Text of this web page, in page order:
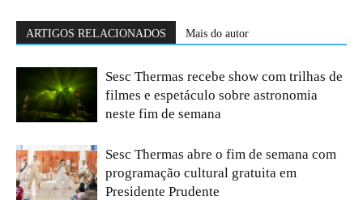
ARTIGOS RELACIONADOS Mais do autor
Sesc Thermas recebe show com trilhas de
filmes e espetáculo sobre astronomia
neste fim de semana
Sesc Thermas abre o fim de semana com
programação cultural gratuita em
Presidente Prudente